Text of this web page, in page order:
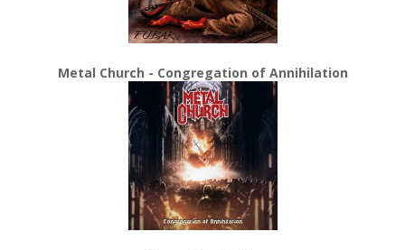
Metal Church - Congregation of Annihilation